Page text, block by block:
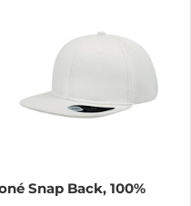
Snap Back, 100%